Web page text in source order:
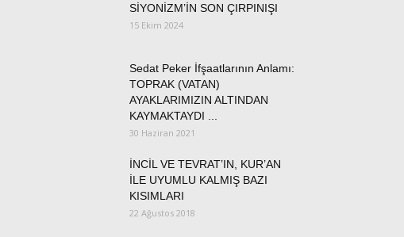
SİYONİZM’İN SON ÇIRPINIŞI
15 Ekim 2024
Sedat Peker İfşaatlarının Anlamı:
TOPRAK (VATAN)
AYAKLARIMIZIN ALTINDAN
KAYMAKTAYDI ...
30 Haziran 2021
İNCİL VE TEVRAT’IN, KUR’AN
İLE UYUMLU KALMIŞ BAZI
KISIMLARI
22 Ağustos 2018